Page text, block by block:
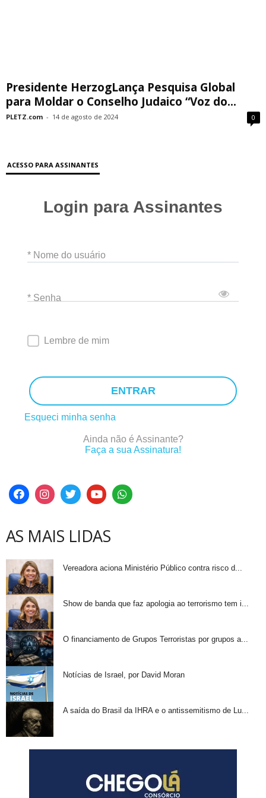
Presidente HerzogLança Pesquisa Global
para Moldar o Conselho Judaico “Voz do...
PLETZ.com - 14 de agosto de 2024 0
ACESSO PARA ASSINANTES
Login para Assinantes
* Nome do usuário
* Senha
Lembre de mim
ENTRAR
Esqueci minha senha
Ainda não é Assinante?
Faça a sua Assinatura!
AS MAIS LIDAS
Vereadora aciona Ministério Público contra risco d...
Show de banda que faz apologia ao terrorismo tem i...
O financiamento de Grupos Terroristas por grupos a...
Notícias de Israel, por David Moran
A saída do Brasil da IHRA e o antissemitismo de Lu...